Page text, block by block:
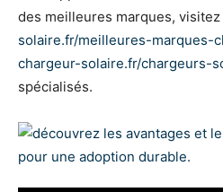
des meilleures marques, visitez
solaire.fr/meilleures-marques-
chargeur-solaire.fr/chargeurs-
spécialisés.